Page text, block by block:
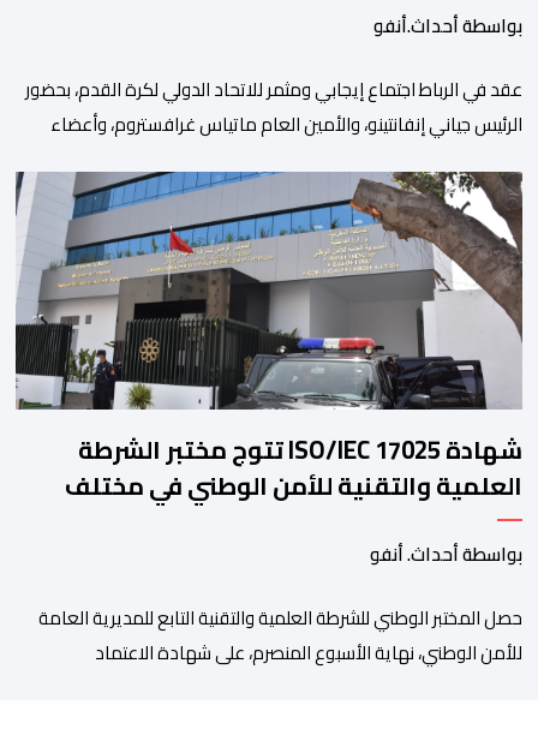
بواسطة أحداث.أنفو
عقد في الرباط اجتماع إيجابي ومثمر للاتحاد الدولي لكرة القدم، بحضور
الرئيس جياني إنفانتينو، والأمين العام ماتياس غرافستروم، وأعضاء
العمل الداخلي. ​وشهد اللقاء تجديد الثقة المتبادلة بين القيادة التنفيذية
للاتحاد، حيث أكد المجتمعون دعمهم الكامل للرئيس إنفانتينو باعتباره
المسؤول الوحيد المباشر والمنتخب من قِبل 211 اتحادا […]
شهادة ISO/IEC 17025 تتوج مختبر الشرطة
العلمية والتقنية للأمن الوطني في مختلف
الخبرات الجنائية
بواسطة أحداث. أنفو
حصل المختبر الوطني للشرطة العلمية والتقنية التابع للمديرية العامة
للأمن الوطني، نهاية الأسبوع المنصرم، على شهادة الاعتماد